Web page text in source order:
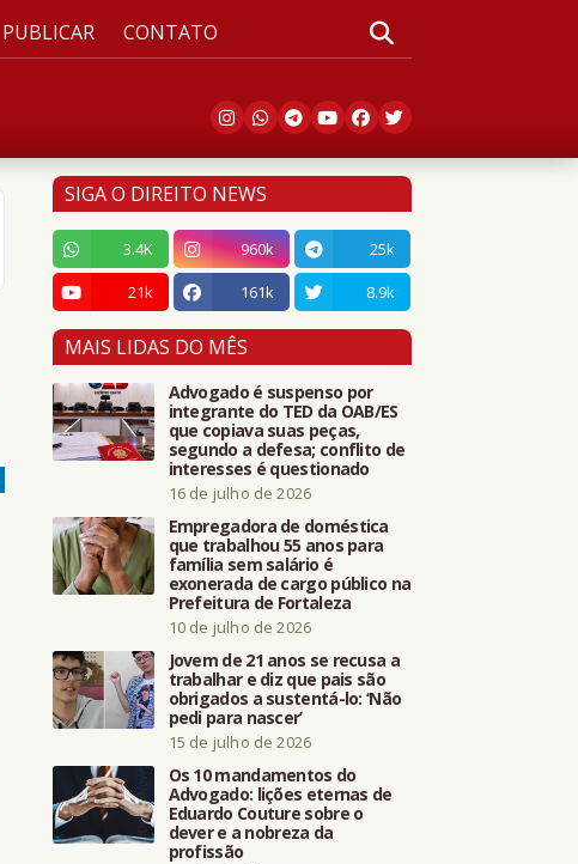
PUBLICAR CONTATO
SIGA O DIREITO NEWS
3.4K 960k
25k
21k
161k 8.9k
MAIS LIDAS DO MÊS
Advogado é suspenso por
integrante do TED da OAB/ES
que copiava suas peças,
segundo a defesa; conflito de
interesses é questionado
16 de julho de 2026
Empregadora de doméstica
que trabalhou 55 anos para
família sem salário é
exonerada de cargo público na
Prefeitura de Fortaleza
10 de julho de 2026
Jovem de 21 anos se recusa a
trabalhar e diz que pais são
obrigados a sustentá-lo: ‘Não
pedi para nascer’
15 de julho de 2026
Os 10 mandamentos do
Advogado: lições eternas de
Eduardo Couture sobre o
dever e a nobreza da
profissão